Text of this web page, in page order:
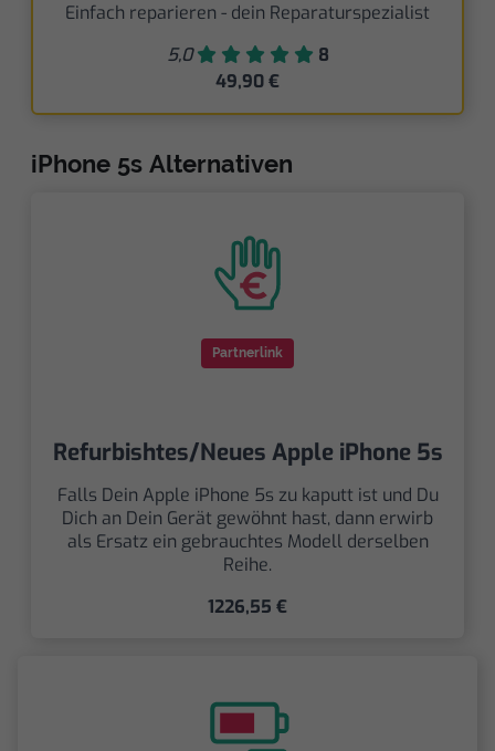
Einfach reparieren - dein Reparaturspezialist
5,0
8
49,90 €
iPhone 5s Alternativen
Partnerlink
Refurbishtes/Neues Apple iPhone 5s
Falls Dein Apple iPhone 5s zu kaputt ist und Du
Dich an Dein Gerät gewöhnt hast, dann erwirb
als Ersatz ein gebrauchtes Modell derselben
Reihe.
1226,55 €